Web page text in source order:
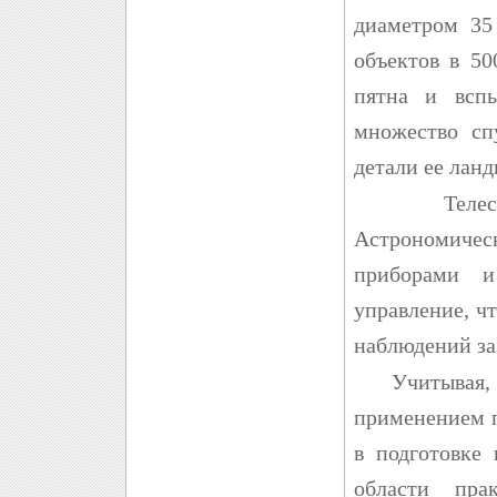
диаметром
объектов в
пятна и
множество
детали ее
Телескоп
приборами
управление,
наблюдений
Учитывая,
применением
в
области